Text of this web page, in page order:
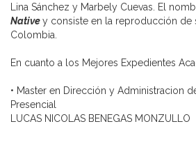
Lina Sánchez y Marbely Cuevas. El
Nativey consiste en la reproducción de
Colombia.
En cuanto a los Mejores Expedientes
• Master en Dirección y Administracion
Presencial
LUCAS NICOLAS BENEGAS MONZULLO